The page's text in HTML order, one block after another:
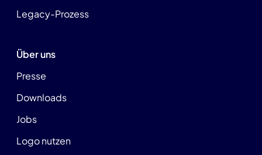
Legacy-Prozess
Über uns
Presse
Downloads
Jobs
Logo nutzen